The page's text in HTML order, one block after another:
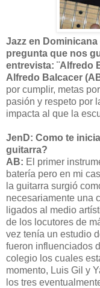
Jazz en
pregunta que nos
entrevista: ¨Alfredo
Alfredo Balcacer
por cumplir, metas
pasión y respeto por
impacta al que la
JenD: Como te
guitarra?
AB: El primer
batería pero en mi
la guitarra surgió
necesariamente una
ligados al medio
de los locutores de
vez tenía un estudio
fueron influenciados
colegio los cuales
momento, Luis Gil y
los tres